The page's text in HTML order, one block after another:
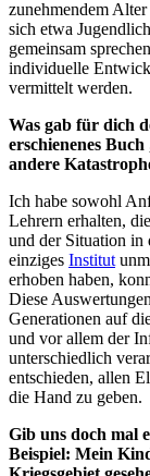
zunehmendem
sich etwa
gemeinsam
individuelle
vermittelt werden.
Was gab für dich
erschienenes
andere
Ich habe sowohl
Lehrern erhalten,
und der Situation in
einziges Institut
erhoben haben,
Diese
Generationen auf
und vor allem der
unterschiedlich
entschieden, allen
die Hand zu geben.
Gib uns doch mal
Beispiel: Mein